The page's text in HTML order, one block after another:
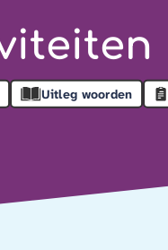
Uitleg woorden